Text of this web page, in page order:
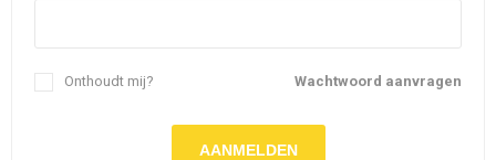
Wachtwoord aanvragen
Onthoudt mij?
AANMELDEN